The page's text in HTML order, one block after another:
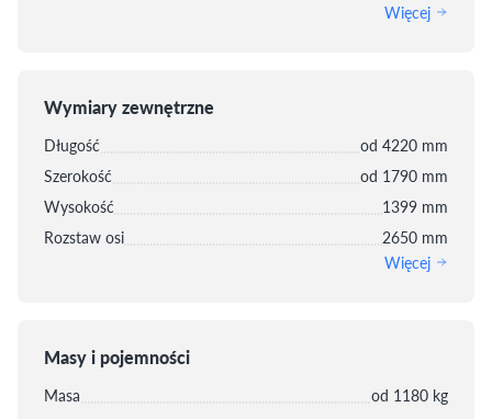
Więcej
Wymiary zewnętrzne
Długość
od 4220 mm
Szerokość
od 1790 mm
Wysokość
1399 mm
Rozstaw osi
2650 mm
Więcej
Masy i pojemności
Masa
od 1180 kg